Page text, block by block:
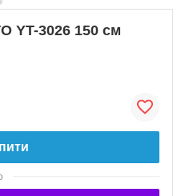
YT-3026 150 см